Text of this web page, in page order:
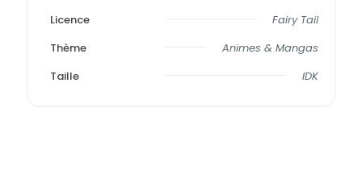
Licence
Fairy Tail
Thème
Animes & Mangas
Taille
IDK